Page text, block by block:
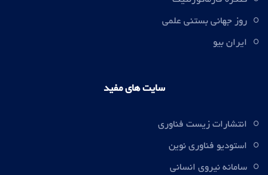
روز جهانی بستنی علمی
ایران بیو
سایت های مفید
انتشارات زیست فناوری
استودیو فناوری نوین
سامانه نیروی انسانی